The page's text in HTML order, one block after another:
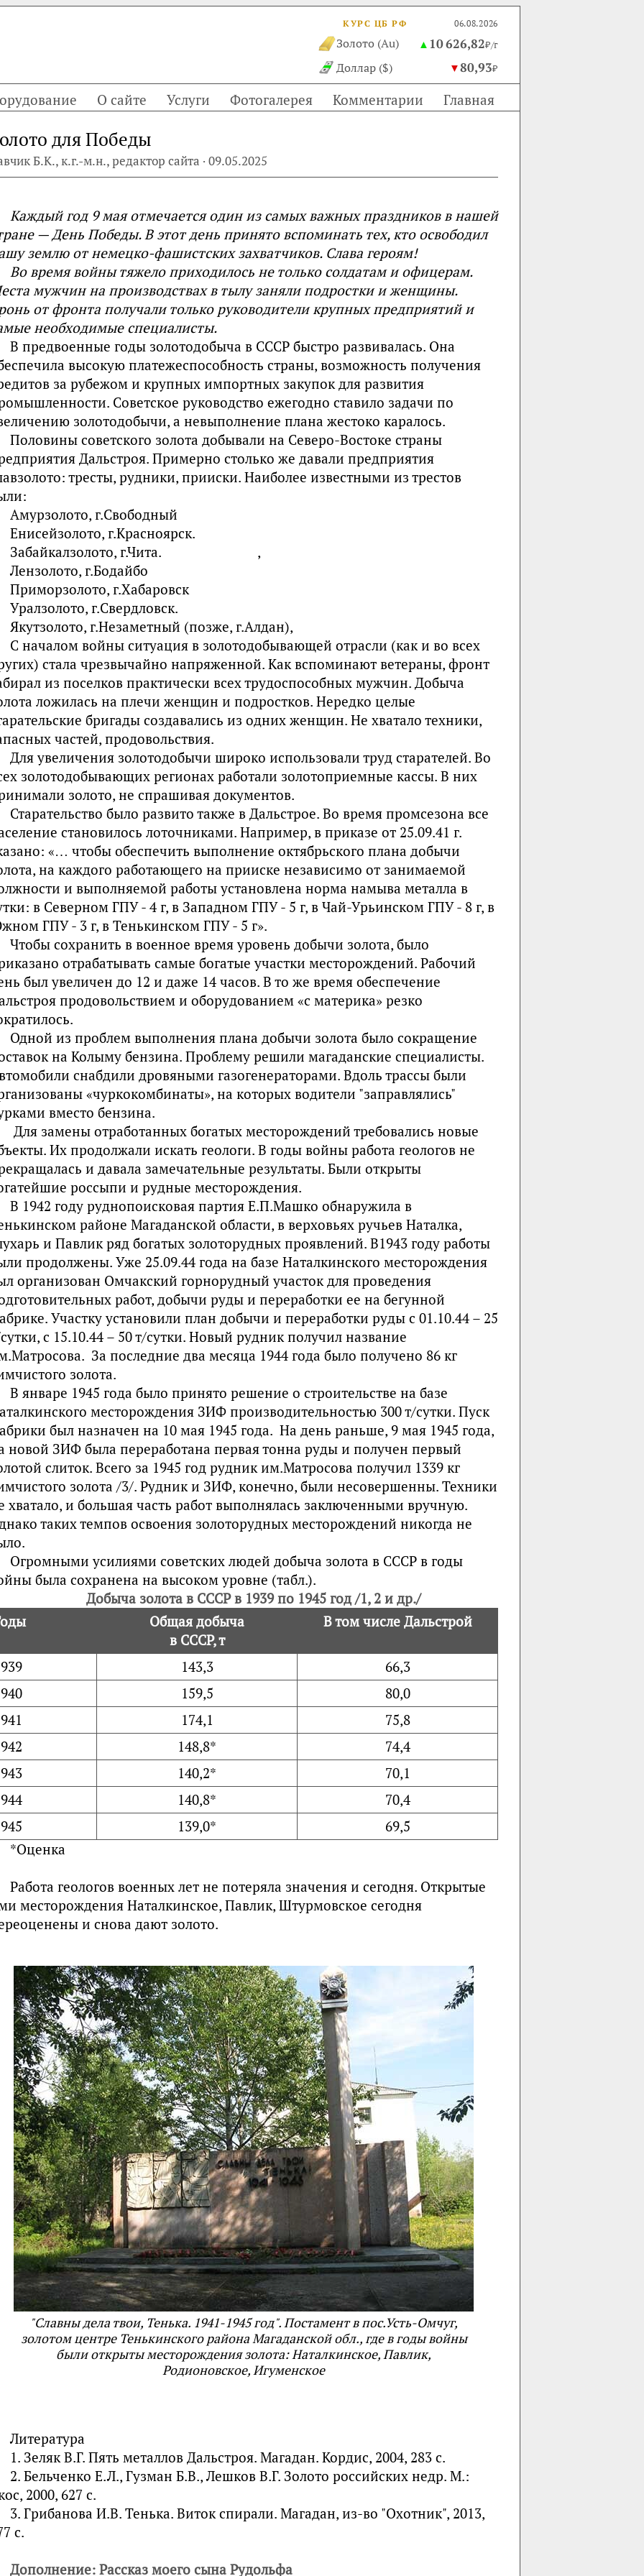
КУРС ЦБ РФ 06.08.2026
Золото (Au) ▲ 10 626,82₽/г
Доллар ($) ▼80,93₽
О сайте Услуги Фотогалерея Комментарии Главная
для Победы
Б.К., к.г.-м.н., редактор сайта · 09.05.2025
Каждый год 9 мая отмечается один из самых важных праздников в нашей
— День Победы. В этот день принято вспоминать тех, кто освободил
землю от немецко-фашистских захватчиков. Слава героям!
Во время войны тяжело приходилось не только солдатам и офицерам.
мужчин на производствах в тылу заняли подростки и женщины.
от фронта получали только руководители крупных предприятий и
необходимые специалисты.
В предвоенные годы зoлотодобыча в СССР быстро развивалась. Она
высокую платежеспособность страны, возможность получения
за рубежом и крупных импортных закупок для развития
Советское руководство ежегодно ставило задачи по
золотодобычи, а невыполнение плана жестоко каралось.
Половины советского золота добывали на Северо-Востоке страны
Дальстроя. Примерно столько же давали предприятия
тресты, рудники, прииски. Наиболее известными из трестов
Амурзолото, г.Свободный
Енисейзолото, г.Красноярск.
Забайкалзолото, г.Чита. ,
Лензолото, г.Бодайбо
Приморзолото, г.Хабаровск
Уралзолото, г.Свердловск.
Якутзолото, г.Незаметный (позже, г.Алдан),
С началом войны ситуация в золотодобывающей отрасли (как и во всех
стала чрезвычайно напряженной. Как вспоминают ветераны, фронт
из поселков практически всех трудоспособных мужчин. Добыча
ложилась на плечи женщин и подростков. Нередко целые
бригады создавались из одних женщин. Не хватало техники,
частей, продовольствия.
Для увеличения золотодобычи широко использовали труд старателей. Во
золотодобывающих регионах работали золотоприемные кассы. В них
золото, не спрашивая документов.
Старательство было развито также в Дальстрое. Во время промсезона все
становилось лоточниками. Например, в приказе от 25.09.41 г.
«… чтобы обеспечить выполнение октябрьского плана добычи
на каждого работающего на прииске независимо от занимаемой
и выполняемой работы установлена норма намыва металла в
в Северном ГПУ - 4 г, в Западном ГПУ - 5 г, в Чай-Урьинском ГПУ - 8 г, в
ГПУ - 3 г, в Тенькинском ГПУ - 5 г».
Чтобы сохранить в военное время уровень добычи золота, было
отрабатывать самые богатые участки месторождений. Рабочий
был увеличен до 12 и даже 14 часов. В то же время обеспечение
продовольствием и оборудованием «с материка» резко
Одной из проблем выполнения плана добычи золота было сокращение
на Колыму бензина. Проблему решили магаданские специалисты.
снабдили дровяными газогенераторами. Вдоль трассы были
«чуркокомбинаты», на которых водители "заправлялись"
вместо бензина.
Для замены отработанных богатых месторождений требовались новые
Их продолжали искать геологи. В годы войны работа геологов не
и давала замечательные результаты. Были открыты
россыпи и рудные месторождения.
В 1942 году руднопоисковая партия Е.П.Машко обнаружила в
районе Магаданской области, в верховьях ручьев Наталка,
и Павлик ряд богатых золоторудных проявлений. В1943 году работы
продолжены. Уже 25.09.44 года на базе Наталкинского месторождения
организован Омчакский горнорудный участок для проведения
работ, добычи руды и переработки ее на бегунной
Участку установили план добычи и переработки руды с 01.10.44 – 25
с 15.10.44 – 50 т/сутки. Новый рудник получил название
За последние два месяца 1944 года было получено 86 кг
золота.
В январе 1945 года было принято решение о строительстве на базе
месторождения ЗИФ производительностью 300 т/сутки. Пуск
был назначен на 10 мая 1945 года. На день раньше, 9 мая 1945 года,
новой ЗИФ была переработана первая тонна руды и получен первый
слиток. Всего за 1945 год рудник им.Матросова получил 1339 кг
золота /3/. Рудник и ЗИФ, конечно, были несовершенны. Техники
хватало, и большая часть работ выполнялась заключенными вручную.
таких темпов освоения золоторудных месторождений никогда не
Огромными усилиями советских людей добыча золота в СССР в годы
была сохранена на высоком уровне (табл.).
Добыча золота в СССР в 1939 по 1945 год /1, 2 и др./
Общая добыча
в СССР, т
В том числе Дальстрой
143,3
66,3
159,5
80,0
174,1
75,8
148,8*
74,4
140,2*
70,1
140,8*
70,4
139,0*
69,5
*Оценка
Работа геологов военных лет не потеряла значения и сегодня. Открытые
месторождения Наталкинское, Павлик, Штурмовское сегодня
и снова дают золото.
"Славны дела твои, Тенька. 1941-1945 год". Постамент в пос.Усть-Омчуг,
золотом центре Тенькинского района Магаданской обл., где в годы войны
были открыты месторождения золота: Наталкинское, Павлик,
Родионовское, Игуменское
Литература
1. Зеляк В.Г. Пять металлов Дальстроя. Магадан. Кордис, 2004, 283 с.
2. Бельченко Е.Л., Гузман Б.В., Лешков В.Г. Золото российских недр. М.:
2000, 627 с.
3. Грибанова И.В. Тенька. Виток спирали. Магадан, из-во "Охотник", 2013,
с.
Дополнение: Рассказ моего сына Рудольфа